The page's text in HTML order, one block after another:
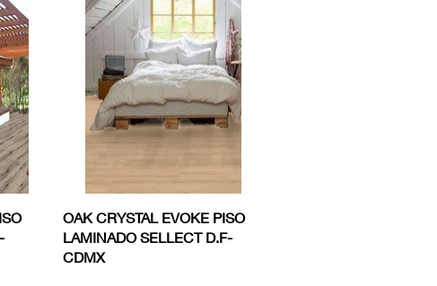
Vista rápida
OAK CRYSTAL EVOKE PISO
LAMINADO SELLECT D.F-
CDMX